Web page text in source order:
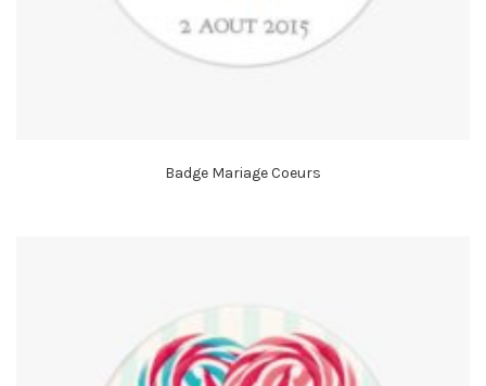
Badge Mariage Coeurs